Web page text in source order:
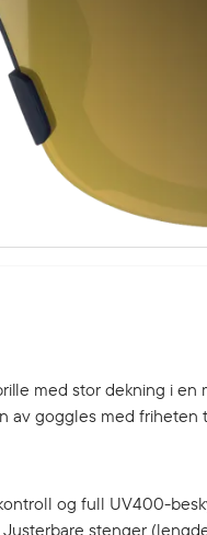
med stor dekning i
goggles med
og full UV400-
stenger